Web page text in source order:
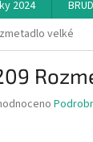
2024
velké